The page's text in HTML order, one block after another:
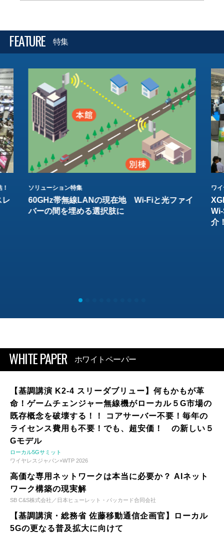
FEATURE 特集
レ
ソリューション特集
60GHz帯無線LANの現在地 Wi-Fiと光ファイ
バーの間を埋める選択肢に
ワ
介
WHITE PAPER ホワイトペーパー
【基調講演 K2-4 スリーダブリュー】何もかもが革
命！ゲームチェンジャー無線機がローカル５G市場の
既存概念を破壊する！！ コアサーバー不要！毎年の
ライセンス費用も不要！でも、超安価！ の新しい５
Gモデル
ローカル5Gサミット
ワイヤレスジャパン×WTP 2026
高価な専用ネットワークは本当に必要か？ AIネット
ワーク構築の現実解
SB C&S株式会社／日本ヒューレット・パッカード合同会社
【基調講演・総務省 佐藤移動通信企画官】ローカル
5Gの更なる普及拡大に向けて